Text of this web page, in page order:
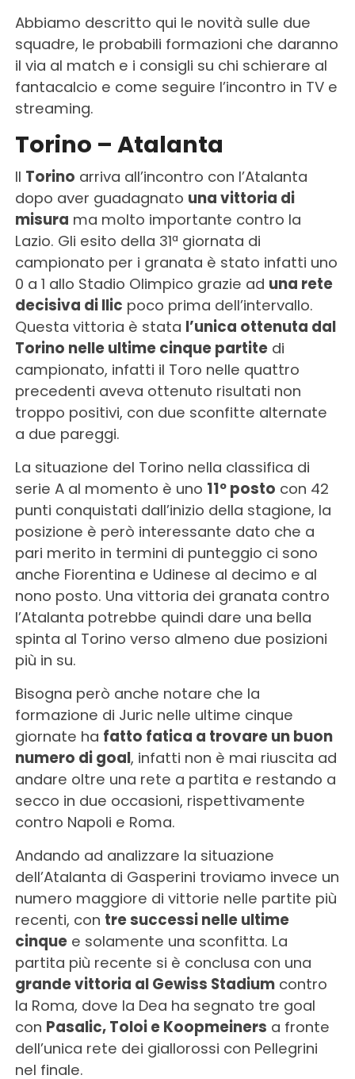
Abbiamo descritto qui le novità sulle due
squadre, le probabili formazioni che daranno
il via al match e i consigli su chi schierare al
fantacalcio e come seguire l’incontro in TV e
streaming.
Torino – Atalanta
Il Torino arriva all’incontro con l’Atalanta
dopo aver guadagnato una vittoria di
misura ma molto importante contro la
Lazio. Gli esito della 31ª giornata di
campionato per i granata è stato infatti uno
0 a 1 allo Stadio Olimpico grazie ad una rete
decisiva di Ilic poco prima dell’intervallo.
Questa vittoria è stata l’unica ottenuta dal
Torino nelle ultime cinque partitedi
campionato, infatti il Toro nelle quattro
precedenti aveva ottenuto risultati non
troppo positivi, con due sconfitte alternate
a due pareggi.
La situazione del Torino nella classifica di
serie A al momento è uno 11º posto con 42
punti conquistati dall’inizio della stagione, la
posizione è però interessante dato che a
pari merito in termini di punteggio ci sono
anche Fiorentina e Udinese al decimo e al
nono posto. Una vittoria dei granata contro
l’Atalanta potrebbe quindi dare una bella
spinta al Torino verso almeno due posizioni
più in su.
Bisogna però anche notare che la
formazione di Juric nelle ultime cinque
giornate ha fatto fatica a trovare un buon
numero di goal, infatti non è mai riuscita ad
andare oltre una rete a partita e restando a
secco in due occasioni, rispettivamente
contro Napoli e Roma.
Andando ad analizzare la situazione
dell’Atalanta di Gasperini troviamo invece un
numero maggiore di vittorie nelle partite più
recenti, con tre successi nelle ultime
cinquee solamente una sconfitta. La
partita più recente si è conclusa con una
grande vittoria al Gewiss Stadiumcontro
la Roma, dove la Dea ha segnato tre goal
con Pasalic, Toloi e Koopmeiners a fronte
dell’unica rete dei giallorossi con Pellegrini
nel finale.